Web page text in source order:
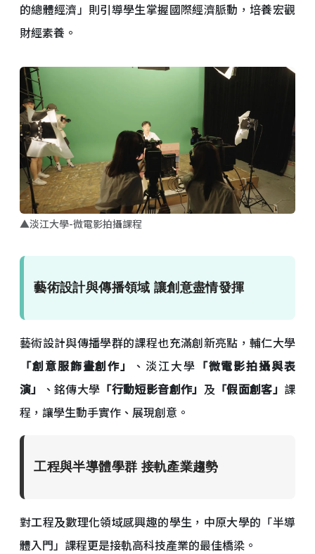
的總體經濟」則引導學生掌握國際經濟脈動，培養宏觀
財經素養。
▲淡江大學-微電影拍攝課程
藝術設計與傳播領域 讓創意盡情發揮
藝術設計與傳播學群的課程也充滿創新亮點，輔仁大學
「創意服飾畫創作」
、淡江大學 「微電影拍攝與表
演」
、銘傳大學 「行動短影音創作」 及 「假面創客」 課
程，讓學生動手實作、展現創意。
工程與半導體學群 接軌產業趨勢
對工程及數理化領域感興趣的學生，中原大學的「半導
體入門」課程更是接軌高科技產業的最佳橋梁。